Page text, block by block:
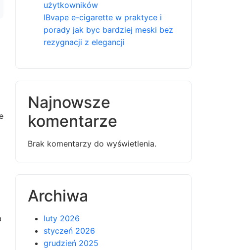
użytkowników
IBvape e-cigarette w praktyce i
porady jak byc bardziej meski bez
rezygnacji z elegancji
Najnowsze
komentarze
Brak komentarzy do wyświetlenia.
Archiwa
luty 2026
styczeń 2026
grudzień 2025